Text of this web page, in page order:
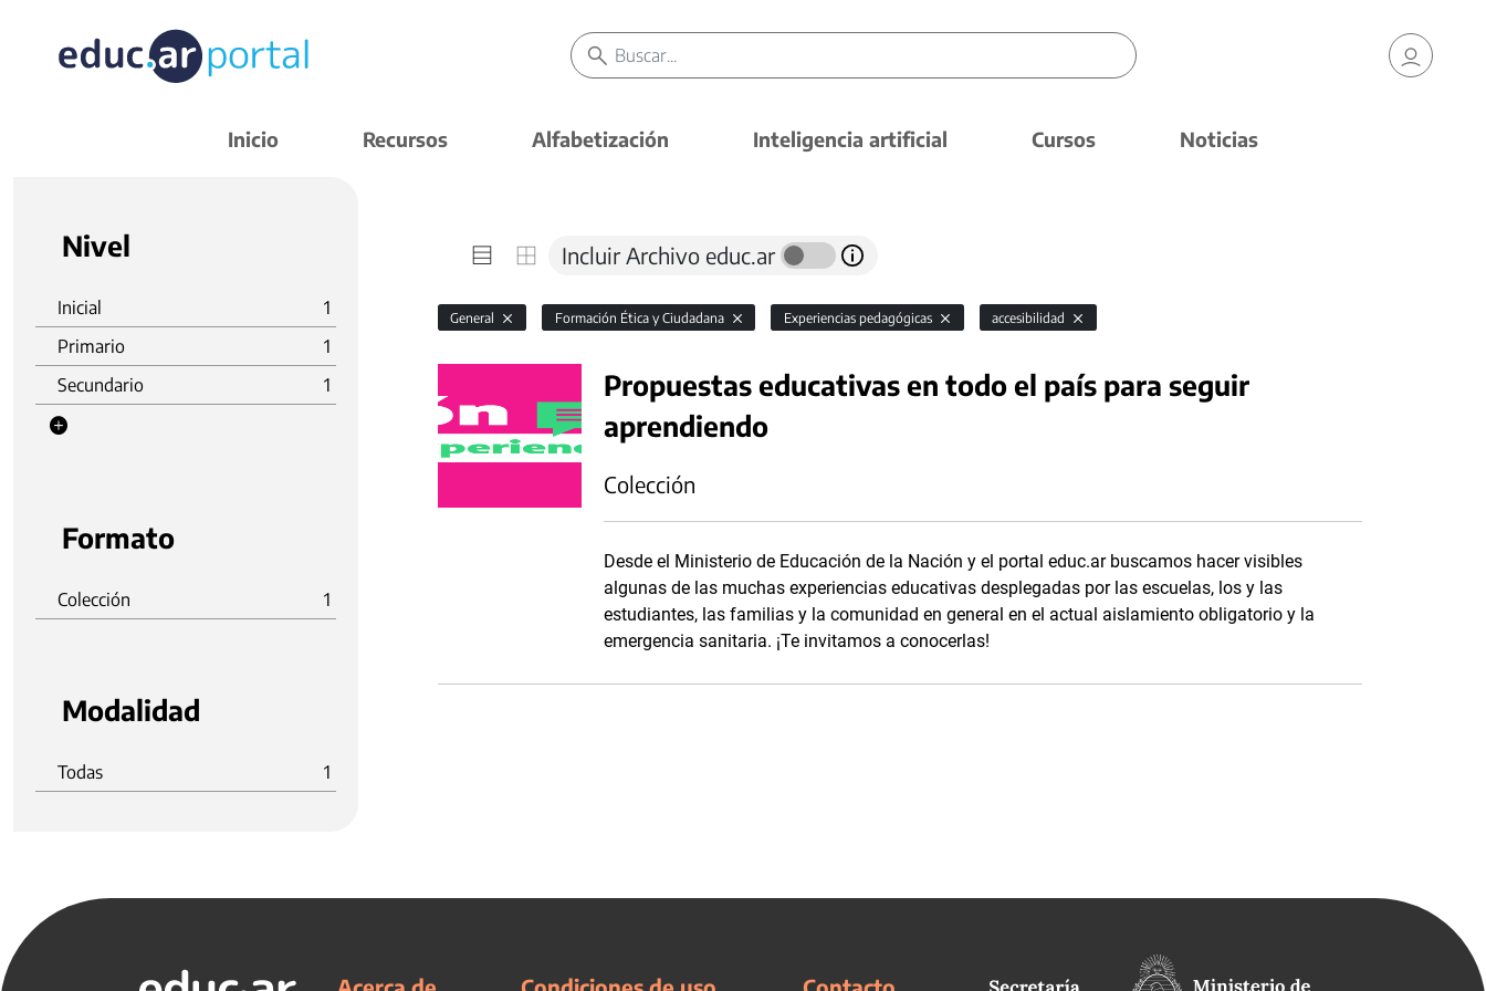
Inicio Recursos Alfabetización Inteligencia artificial Cursos Noticias
Nivel
Inicial
1
Primario
1
Secundario
1
Formato
Colección 1
Modalidad
Todas 1
Incluir Archivo educ.ar
General Formación Ética y Ciudadana Experiencias pedagógicas accesibilidad
Propuestas educativas en todo el país para seguir
aprendiendo
Colección
Desde el Ministerio de Educación de la Nación y el portal educ.ar buscamos hacer visibles
algunas de las muchas experiencias educativas desplegadas por las escuelas, los y las
estudiantes, las familias y la comunidad en general en el actual aislamiento obligatorio y la
emergencia sanitaria. ¡Te invitamos a conocerlas!